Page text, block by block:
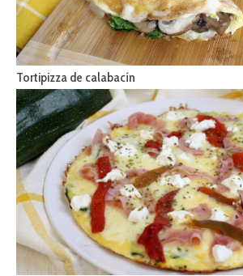
Tortipizza de calabacín